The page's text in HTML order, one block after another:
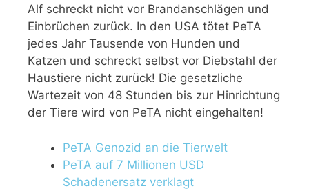
Alf schreckt nicht vor Brandanschlägen und
Einbrüchen zurück. In den USA tötet PeTA
jedes Jahr Tausende von Hunden und
Katzen und schreckt selbst vor Diebstahl der
Haustiere nicht zurück! Die gesetzliche
Wartezeit von 48 Stunden bis zur Hinrichtung
der Tiere wird von PeTA nicht eingehalten!
PeTA Genozid an die Tierwelt
PeTA auf 7 Millionen USD
Schadenersatz verklagt